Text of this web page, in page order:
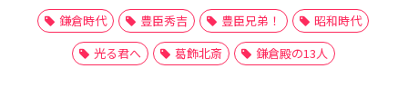
鎌倉時代
豊臣秀吉 豊臣兄弟！
昭和時代
光る君へ
葛飾北斎 鎌倉殿の13人